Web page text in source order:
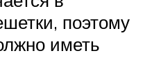
поэтому
иметь